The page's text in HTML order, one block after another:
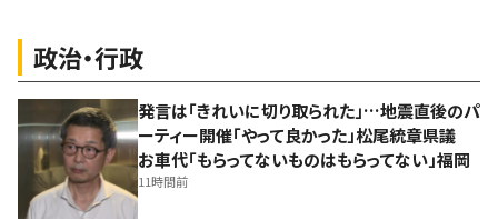
政治・行政
発言は「きれいに切り取られた」…地震直後のパ
ーティー開催「やって良かった」松尾統章県議
お車代「もらってないものはもらってない」福岡
11時間前